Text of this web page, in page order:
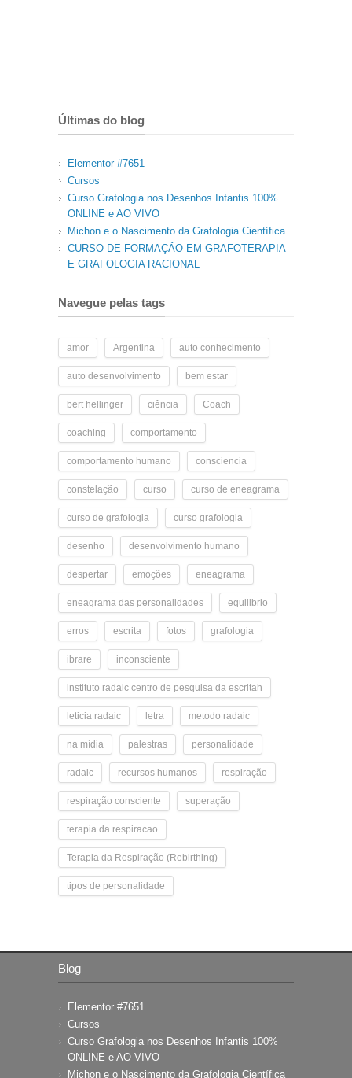
Últimas do blog
Elementor #7651
Cursos
Curso Grafologia nos Desenhos Infantis 100%
ONLINE e AO VIVO
Michon e o Nascimento da Grafologia Científica
CURSO DE FORMAÇÃO EM GRAFOTERAPIA
E GRAFOLOGIA RACIONAL
Navegue pelas tags
amor Argentina auto conhecimento
auto desenvolvimento bem estar
bert hellinger ciência Coach
coaching comportamento
comportamento humano consciencia
constelação curso curso de eneagrama
curso de grafologia curso grafologia
desenho desenvolvimento humano
despertar emoções eneagrama
eneagrama das personalidades equilibrio
erros escrita fotos grafologia
ibrare inconsciente
instituto radaic centro de pesquisa da escritah
leticia radaic letra metodo radaic
na mídia palestras personalidade
radaic recursos humanos respiração
respiração consciente superação
terapia da respiracao
Terapia da Respiração (Rebirthing)
tipos de personalidade
Blog
Elementor #7651
Cursos
Curso Grafologia nos Desenhos Infantis 100%
ONLINE e AO VIVO
Michon e o Nascimento da Grafologia Científica